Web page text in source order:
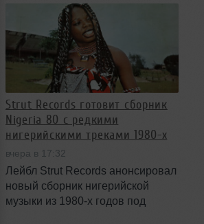
Strut Records готовит сборник
Nigeria 80 с редкими
нигерийскими треками 1980-х
вчера в 17:32
Лейбл Strut Records анонсировал
новый сборник нигерийской
музыки из 1980-х годов под